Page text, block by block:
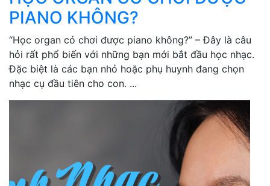
PIANO KHÔNG?
“Học organ có chơi được piano không?” – Đây là câu
hỏi rất phổ biến với những bạn mới bắt đầu học nhạc.
Đặc biệt là các bạn nhỏ hoặc phụ huynh đang chọn
nhạc cụ đầu tiên cho con. ...